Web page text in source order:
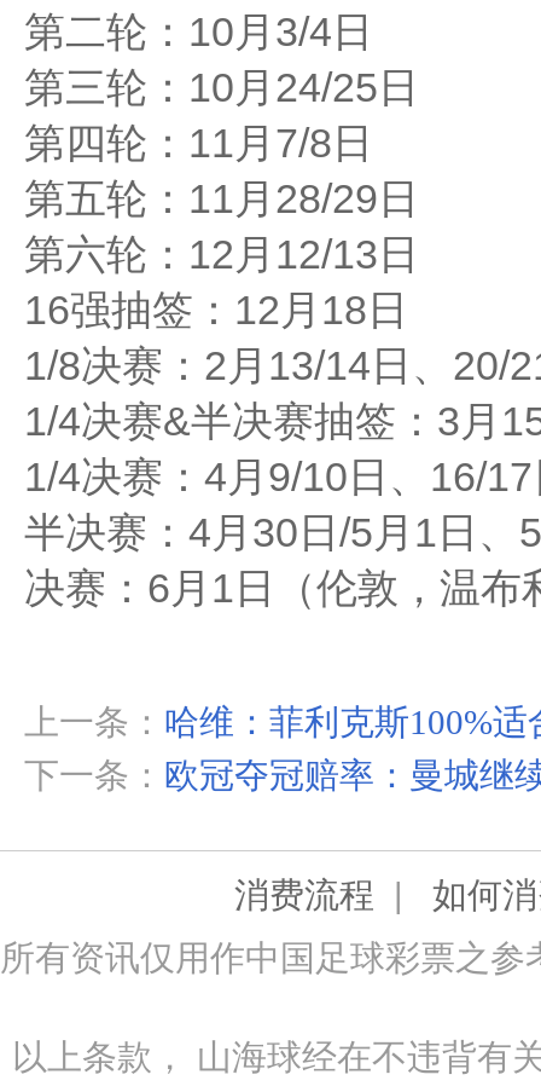
第二轮：10月3/4日
第三轮：10月24/25日
第四轮：11月7/8日
第五轮：11月28/29日
第六轮：12月12/13日
16强抽签：12月18日
1/8决赛：2月13/14日、20/
1/4决赛&半决赛抽签：3月
1/4决赛：4月9/10日、16/
半决赛：4月30日/5月1日、
决赛：6月1日（伦敦，温布
上一条： 哈维：菲利克斯100%
下一条： 欧冠夺冠赔率：曼城继
消费流程 | 如何
所有资讯仅用作中国足球彩票之
以上条款， 山海球经在不违背有